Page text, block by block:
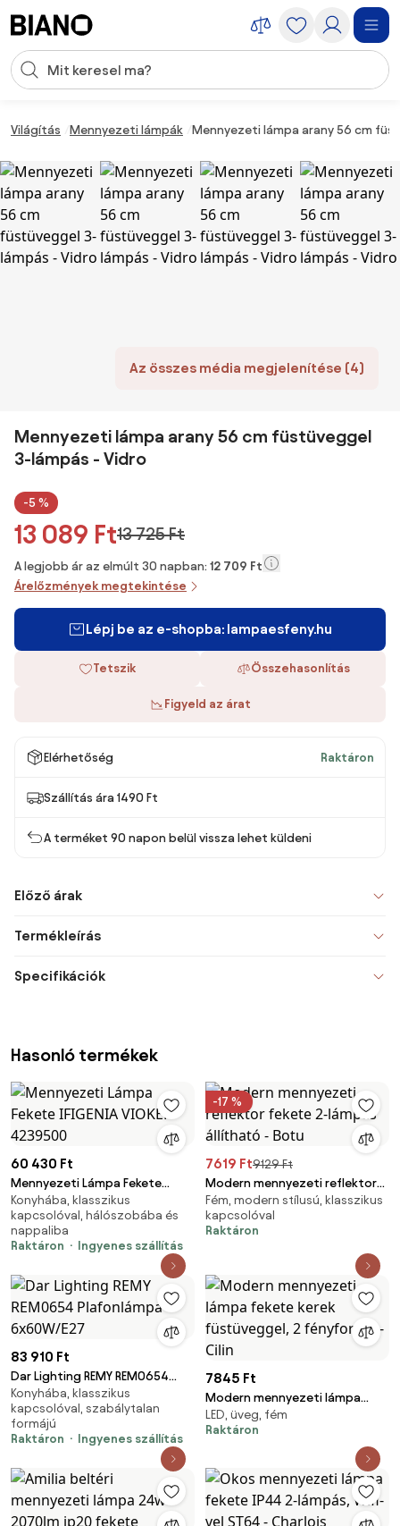
Keresési bevitel
Világítás Mennyezeti lámpák Mennyezeti lámpa arany 56 cm
Az összes média megjelenítése (4)
Mennyezeti lámpa arany 56 cm füstüveggel
3-lámpás - Vidro
-5 %
13 089 Ft13 725 Ft
A legjobb ár az elmúlt 30 napban: 12 709 Ft
Árelőzmények megtekintése
Lépj be az e-shopba: lampaesfeny.hu
Tetszik Összehasonlítás
Figyeld az árat
Elérhetőség Raktáron
Szállítás ára 1490 Ft
A terméket 90 napon belül vissza lehet küldeni
Előző árak
Termékleírás
Specifikációk
Hasonló termékek
60 430 Ft
Mennyezeti Lámpa Fekete
IFIGENIA VIOKEF-4239500
Konyhába, klasszikus
kapcsolóval, hálószobába és
nappaliba
Raktáron
Ingyenes szállítás
-17 %
7619 Ft9129 Ft
Modern mennyezeti reflektor
fekete 2-lámpás állítható -
Botu
Fém, modern stílusú, klasszikus
kapcsolóval
Raktáron
83 910 Ft
Dar Lighting REMY REM0654
Plafonlámpa 6x60W/E27
Konyhába, klasszikus
kapcsolóval, szabálytalan
formájú
Raktáron
Ingyenes szállítás
7845 Ft
Modern mennyezeti lámpa
fekete kerek füstüveggel, 2
fényforrás - Cilin
LED, üveg, fém
Raktáron